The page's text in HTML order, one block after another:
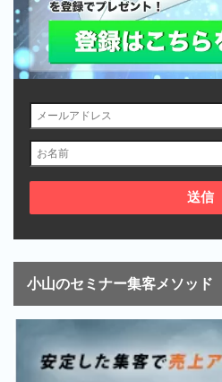
小山のセミナー集客メソッド